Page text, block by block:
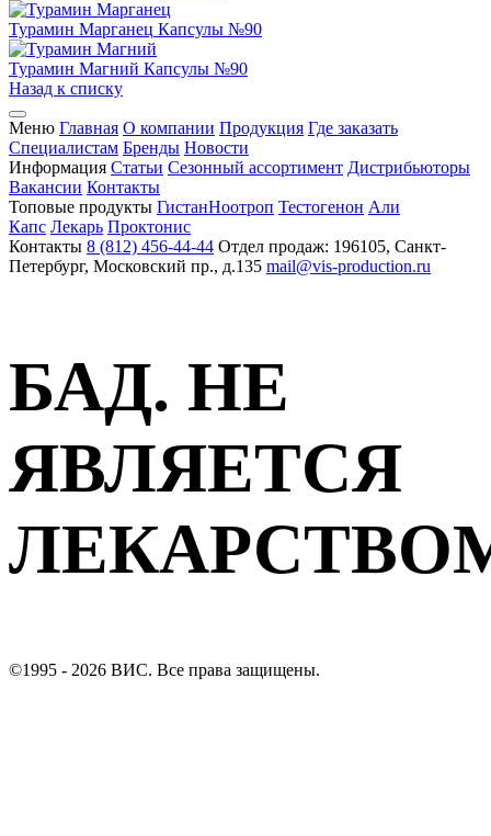
Турамин Марганец Капсулы №90
Турамин Магний Капсулы №90
Назад к списку
Меню Главная О компании Продукция Где заказать
Специалистам Бренды Новости
Информация Статьи Сезонный ассортимент Дистрибьюторы
Вакансии Контакты
Топовые продукты ГистанНоотроп Тестогенон Али
Капс Лекарь Проктонис
Контакты 8 (812) 456-44-44 Отдел продаж: 196105, Санкт-
Петербург, Московский пр., д.135 mail@vis-production.ru
БАД. НЕ
ЯВЛЯЕТСЯ
©1995 - 2026 ВИС. Все права защищены.